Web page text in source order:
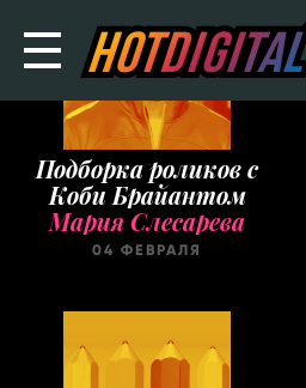
Подборка роликов с
Коби Брайантом
Мария Слесарева
04 ФЕВРАЛЯ